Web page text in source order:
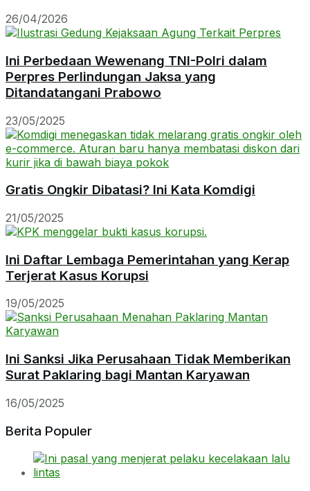
26/04/2026
Ini Perbedaan Wewenang TNI-Polri dalam
Perpres Perlindungan Jaksa yang
Ditandatangani Prabowo
23/05/2025
Gratis Ongkir Dibatasi? Ini Kata Komdigi
21/05/2025
Ini Daftar Lembaga Pemerintahan yang Kerap
Terjerat Kasus Korupsi
19/05/2025
Ini Sanksi Jika Perusahaan Tidak Memberikan
Surat Paklaring bagi Mantan Karyawan
16/05/2025
Berita Populer